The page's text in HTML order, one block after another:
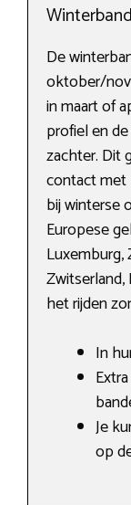
De
oktober/
in maart of
profiel en
zachter. Dit
contact met
bij winterse
Europese
het rijden
In
Je
op